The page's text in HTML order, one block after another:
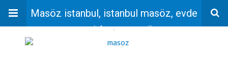
Masöz istanbul, istanbul masöz, evde
masaj, bayan masöz
'